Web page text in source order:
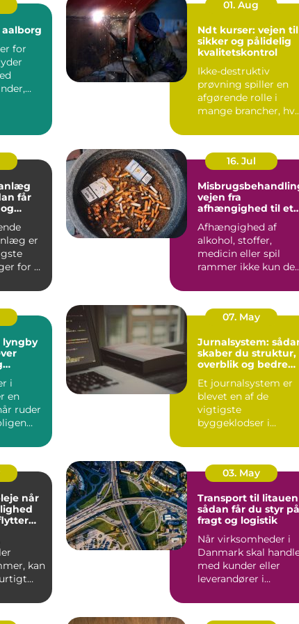
for
01. Aug
Ndt kurser: vejen til
sikker og pålidelig
kvalitetskontrol
Ikke-destruktiv
prøvning spiller en
afgørende rolle i
mange brancher,
d...
er
for et
16. Jul
vejen fra
afhængighed til et
hverdagsliv
Afhængighed af
alkohol, stoffer,
medicin eller spil
rammer ikke kun
arbe...
lyngby
i
en
ruder
07. May
Jurnalsystem:
skaber du struktur,
overblik og bedre
Et journalsystem er
blevet en af de
vigtigste
byggeklodser i
sundhedsvæsen. Når
læger, klini...
når
kan
03. May
Transport til litauen
sådan får du styr på
fragt og logistik
Når virksomheder i
Danmark skal
med kunder eller
leverandører i
transport t...